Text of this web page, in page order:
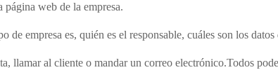
página web de la empresa.
de empresa es, quién es el responsable, cuáles son los datos
llamar al cliente o mandar un correo electrónico.Todos